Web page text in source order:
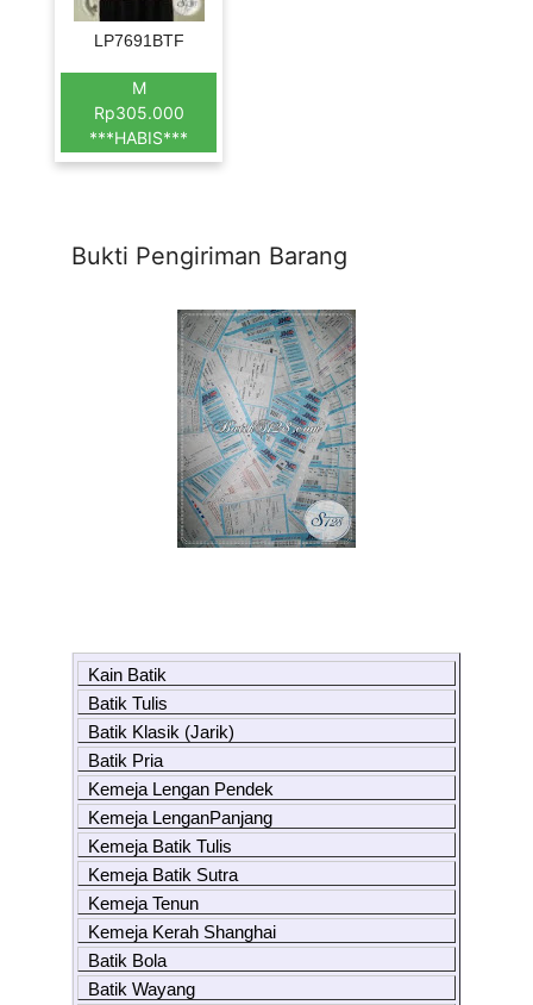
LP7691BTF
M
Rp305.000
***HABIS***
Bukti Pengiriman Barang
Kain Batik
Batik Tulis
Batik Klasik (Jarik)
Batik Pria
Kemeja Lengan Pendek
Kemeja LenganPanjang
Kemeja Batik Tulis
Kemeja Batik Sutra
Kemeja Tenun
Kemeja Kerah Shanghai
Batik Bola
Batik Wayang